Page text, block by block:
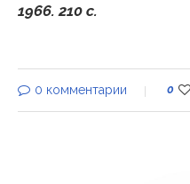
1966. 210 с.
0 комментарии 0